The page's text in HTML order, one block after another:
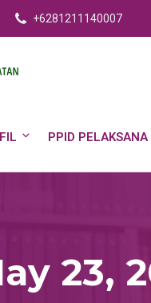
+6281211140007
PPID PELAKSANA
23,